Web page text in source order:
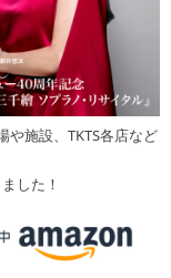
や施設、TKTS各店など
した！